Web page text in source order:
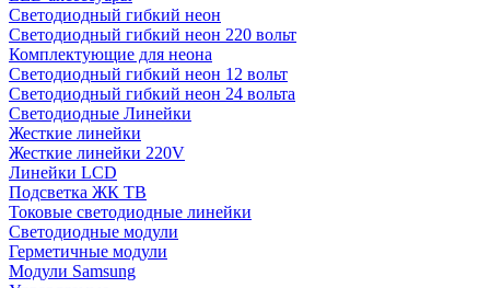
Светодиодный гибкий неон
Светодиодный гибкий неон 220 вольт
Комплектующие для неона
Светодиодный гибкий неон 12 вольт
Светодиодный гибкий неон 24 вольта
Светодиодные Линейки
Жесткие линейки
Жесткие линейки 220V
Линейки LCD
Подсветка ЖК ТВ
Токовые светодиодные линейки
Светодиодные модули
Герметичные модули
Модули Samsung